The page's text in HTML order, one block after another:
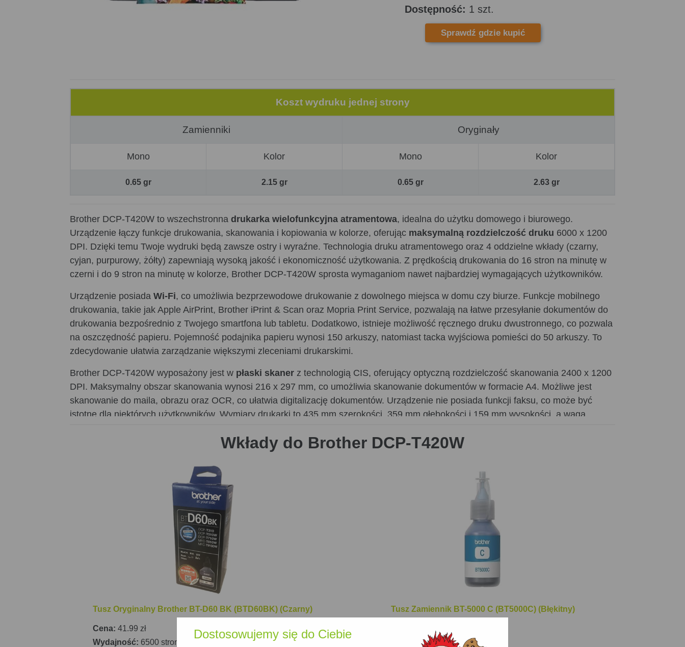
Dostosowujemy się do Ciebie
Dostępność: 1 szt.
Sprawdź gdzie kupić
Koszt wydruku jednej strony
Zamienniki Oryginały
Mono Kolor Mono Kolor
0.65 gr 2.15 gr 0.65 gr 2.63 gr
Brother DCP-T420W to wszechstronna drukarka wielofunkcyjna atramentowa, idealna do użytku domowego i biurowego.
Urządzenie łączy funkcje drukowania, skanowania i kopiowania w kolorze, oferując maksymalną rozdzielczość druku 6000 x 1200
DPI. Dzięki temu Twoje wydruki będą zawsze ostry i wyraźne. Technologia druku atramentowego oraz 4 oddzielne wkłady (czarny,
cyjan, purpurowy, żółty) zapewniają wysoką jakość i ekonomiczność użytkowania. Z prędkością drukowania do 16 stron na minutę w
czerni i do 9 stron na minutę w kolorze, Brother DCP-T420W sprosta wymaganiom nawet najbardziej wymagających użytkowników.
Urządzenie posiada Wi-Fi, co umożliwia bezprzewodowe drukowanie z dowolnego miejsca w domu czy biurze. Funkcje mobilnego
drukowania, takie jak Apple AirPrint, Brother iPrint & Scan oraz Mopria Print Service, pozwalają na łatwe przesyłanie dokumentów do
drukowania bezpośrednio z Twojego smartfona lub tabletu. Dodatkowo, istnieje możliwość ręcznego druku dwustronnego, co pozwala
na oszczędność papieru. Pojemność podajnika papieru wynosi 150 arkuszy, natomiast tacka wyjściowa pomieści do 50 arkuszy. To
zdecydowanie ułatwia zarządzanie większymi zleceniami drukarskimi.
Brother DCP-T420W wyposażony jest w płaski skaner z technologią CIS, oferujący optyczną rozdzielczość skanowania 2400 x 1200
DPI. Maksymalny obszar skanowania wynosi 216 x 297 mm, co umożliwia skanowanie dokumentów w formacie A4. Możliwe jest
skanowanie do maila, obrazu oraz OCR, co ułatwia digitalizację dokumentów. Urządzenie nie posiada funkcji faksu, co może być
istotne dla niektórych użytkowników. Wymiary drukarki to 435 mm szerokości, 359 mm głębokości i 159 mm wysokości, a waga
Wkłady do Brother DCP-T420W
Tusz Oryginalny Brother BT-D60 BK (BTD60BK) (Czarny)
Cena: 41.99 zł
Wydajność: 6500 stron
Tusz Zamiennik BT-5000 C (BT5000C) (Błękitny)
Wydajność:5000 stron